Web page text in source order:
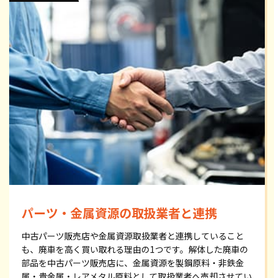
パーツ・金属資源の取扱業者と連携
中古パーツ販売店や金属資源取扱業者と連携していること
も、廃車を高く買い取れる理由の1つです。解体した廃車の
部品を中古パーツ販売店に、金属資源を製鋼原料・非鉄金